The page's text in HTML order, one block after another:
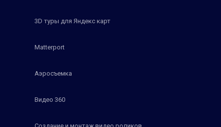
3D туры для Яндекс карт
Matterport
Аэросъемка
Видео 360